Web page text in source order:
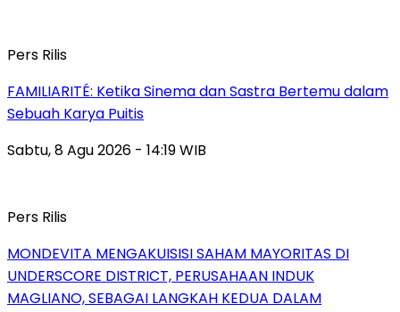
Pers Rilis
FAMILIARITÉ: Ketika Sinema dan Sastra Bertemu dalam
Sebuah Karya Puitis
Sabtu, 8 Agu 2026 - 14:19 WIB
Pers Rilis
MONDEVITA MENGAKUISISI SAHAM MAYORITAS DI
UNDERSCORE DISTRICT, PERUSAHAAN INDUK
MAGLIANO, SEBAGAI LANGKAH KEDUA DALAM